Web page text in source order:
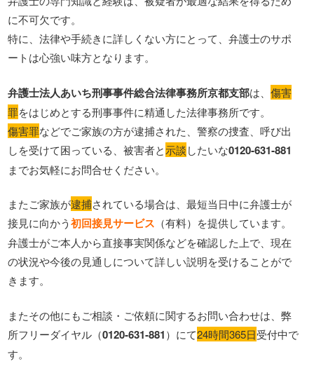
に不可欠です。
特に、法律や手続きに詳しくない方にとって、弁護士のサポ
ートは心強い味方となります。
弁護士法人あいち刑事事件総合法律事務所京都支部は、傷害
罪をはじめとする刑事事件に精通した法律事務所です。
傷害罪などでご家族の方が逮捕された、警察の捜査、呼び出
しを受けて困っている、被害者と示談したいな0120‐631‐881
までお気軽にお問合せください。
またご家族が逮捕されている場合は、最短当日中に弁護士が
接見に向かう初回接見サービス （有料）を提供しています。
弁護士がご本人から直接事実関係などを確認した上で、現在
の状況や今後の見通しについて詳しい説明を受けることがで
きます。
またその他にもご相談・ご依頼に関するお問い合わせは、弊
所フリーダイヤル（0120‐631‐881）にて24時間365日受付中で
す。